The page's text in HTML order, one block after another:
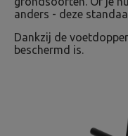
anders - deze
Dankzij de
beschermd is.